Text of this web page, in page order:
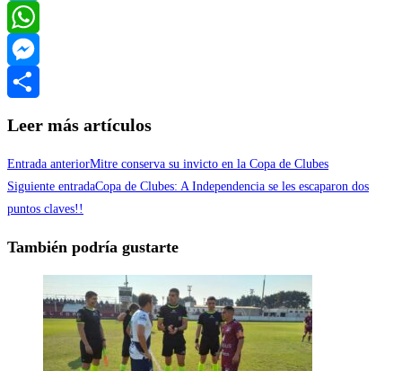
Twitter
WhatsApp
Messenger
Leer más artículos
Entrada anteriorMitre conserva su invicto en la Copa de Clubes
Siguiente entradaCopa de Clubes: A Independencia se les escaparon dos
puntos claves!!
También podría gustarte